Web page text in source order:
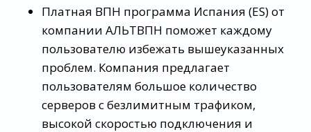
Платная ВПН программа Испания (ES) от
компании АЛЬТВПН поможет каждому
пользователю избежать вышеуказанных
проблем. Компания предлагает
пользователям большое количество
серверов с безлимитным трафиком,
высокой скоростью подключения и